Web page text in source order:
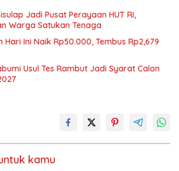
Jadi Pusat Perayaan HUT RI,
Warga Satukan Tenaga
Ini Naik Rp50.000, Tembus Rp2,679
Usul Tes Rambut Jadi Syarat Calon
kamu